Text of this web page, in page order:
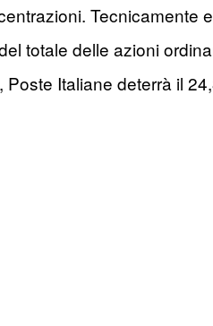
Tecnicamente
totale delle azioni
Italiane deterrà il